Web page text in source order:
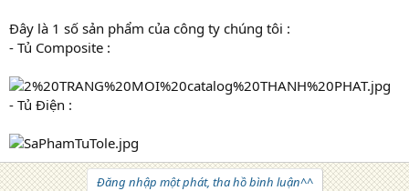
Đây là 1 số sản phẩm của công ty chúng tôi :
- Tủ Composite :
- Tủ Điện :
Đăng nhập một phát, tha hồ bình luận^^